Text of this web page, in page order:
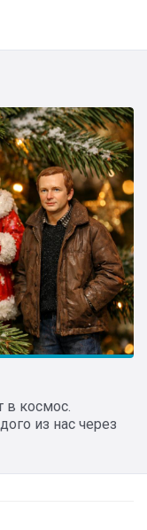
в космос.
из нас через